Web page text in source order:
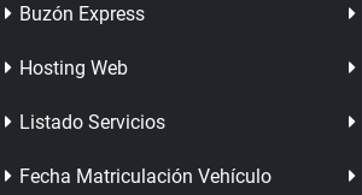
Buzón Express
Hosting Web
Listado Servicios
Fecha Matriculación Vehículo